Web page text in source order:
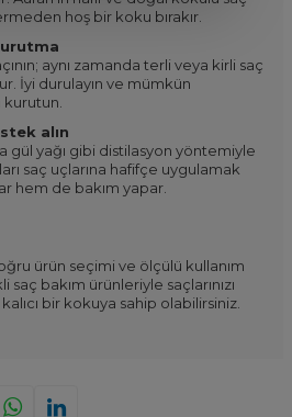
hoş bir koku bırakır.
aynı zamanda terli veya kirli saç
İyi durulayın ve mümkün
alın
gül yağı gibi distilasyon yöntemiyle
saç uçlarına hafifçe uygulamak
hem de bakım yapar.
ürün seçimi ve ölçülü kullanım
saç bakım ürünleriyle saçlarınızı
bir kokuya sahip olabilirsiniz.